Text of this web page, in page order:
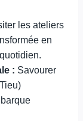
les ateliers
en
: Savourer